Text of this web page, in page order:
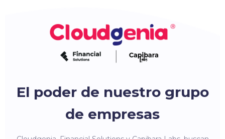
El poder de nuestro grupo
de empresas